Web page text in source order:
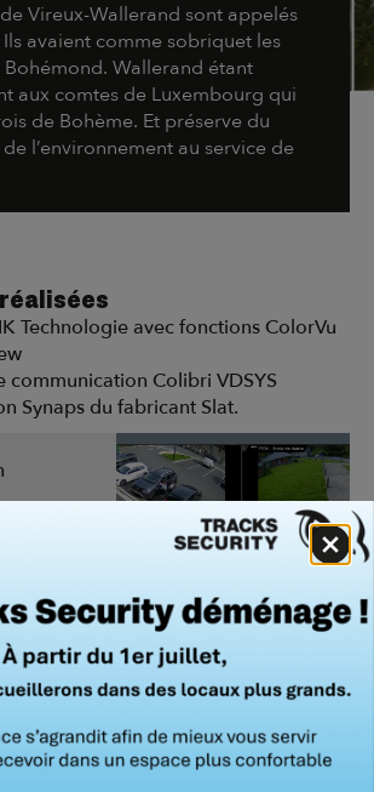
Vireux-Wallerand sont appelés
avaient comme sobriquet les
Bohémond. Wallerand étant
aux comtes de Luxembourg qui
de Bohème. Et préserve du
l’environnement au service de
Technologie avec fonctions ColorVu
communication Colibri VDSYS
Synaps du fabricant Slat.